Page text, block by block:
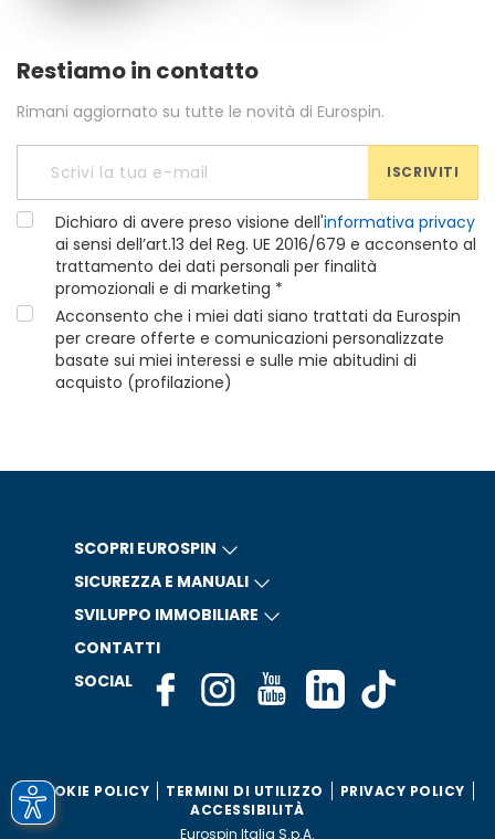
Restiamo in contatto
Rimani aggiornato su tutte le novità di Eurospin.
ISCRIVITI
Dichiaro di avere preso visione dell'informativa privacy
ai sensi dell’art.13 del Reg. UE 2016/679 e acconsento al
trattamento dei dati personali per finalità
promozionali e di marketing *
Acconsento che i miei dati siano trattati da Eurospin
per creare offerte e comunicazioni personalizzate
basate sui miei interessi e sulle mie abitudini di
acquisto (profilazione)
SCOPRI EUROSPIN
SICUREZZA E MANUALI
SVILUPPO IMMOBILIARE
CONTATTI
SOCIAL
COOKIE POLICY TERMINI DI UTILIZZO
PRIVACY POLICY
ACCESSIBILITÀ
Eurospin Italia S.p.A.